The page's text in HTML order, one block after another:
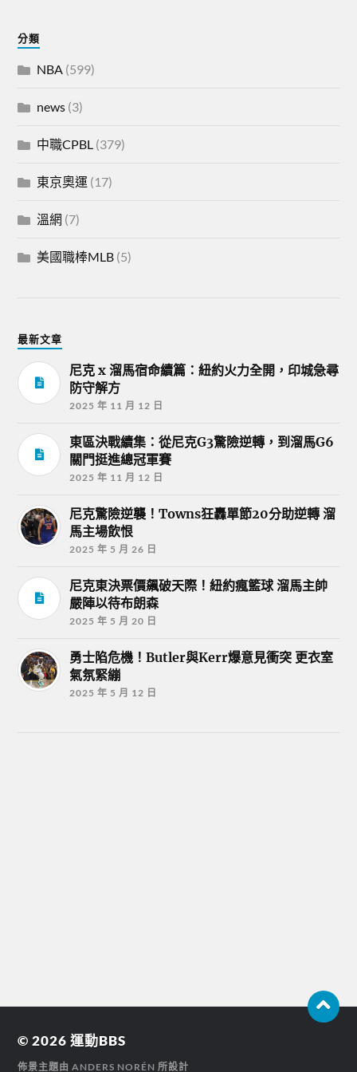
分類
NBA (599)
news (3)
中職CPBL (379)
東京奧運 (17)
溫網 (7)
美國職棒MLB (5)
最新文章
尼克 x 溜馬宿命續篇：紐約火力全開，印城急尋
防守解方
2025 年 11 月 12 日
東區決戰續集：從尼克G3驚險逆轉，到溜馬G6
關門挺進總冠軍賽
2025 年 11 月 12 日
尼克驚險逆襲！Towns狂轟單節20分助逆轉 溜
馬主場飲恨
2025 年 5 月 26 日
尼克東決票價飆破天際！紐約瘋籃球 溜馬主帥
嚴陣以待布朗森
2025 年 5 月 20 日
勇士陷危機！Butler與Kerr爆意見衝突 更衣室
氣氛緊繃
2025 年 5 月 12 日
© 2026運動BBS
佈景主題由ANDERS NORÉN 所設計